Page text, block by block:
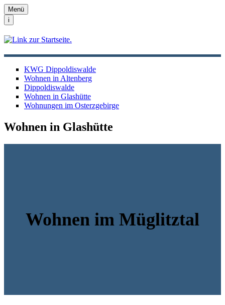
Menü
i
KWG Dippoldiswalde
Wohnen in Altenberg
Dippoldiswalde
Wohnen in Glashütte
Wohnungen im Osterzgebirge
Wohnen in Glashütte
Wohnen im Müglitztal